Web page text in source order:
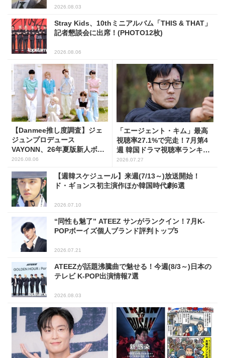
2026.08.03
Stray Kids、10thミニアルバム「THIS & THAT」
記者懇談会に出席！(PHOTO12枚)
2026.08.06
【Danmee推し度調査】ジェ
ジュンプロデュース
VAYONN、26年夏版新人ボー
イズグループ人気No.1に
2026.08.06
「エージェント・キム」最高
視聴率27.1%で完走！7月第4
週 韓国ドラマ視聴率ランキン
グ
2026.07.27
【週韓スケジュール】来週(7/13～)放送開始！
ド・ギョンス初主演作ほか韓国時代劇6選
2026.07.10
“同性も魅了” ATEEZ サンがランクイン！7月K-
POPボーイズ個人ブランド評判トップ5
2026.07.21
ATEEZが話題沸騰曲で魅せる！今週(8/3～)日本の
テレビ K-POP出演情報7選
2026.08.03